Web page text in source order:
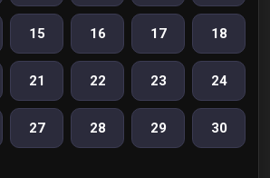
15 16 17 18
21 22 23 24
27 28 29 30